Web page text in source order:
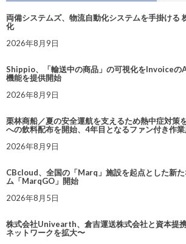
両備システムズ、物流自動化システムを手掛ける
化
2026年8月9日
Shippio、「輸送中の商品」の可視化をInvoiceの
機能を提供開始
2026年8月9日
栗林商船／夏の安全運航を支えるため熱中症対策
への飲料配布を開始、4年目となるファン付き作
2026年8月9日
CBcloud、全国の「Marq」施設を起点とした新
ム「MarqGO」開始
2026年8月5日
株式会社Univearth、倉吉運送株式会社と資本提
ネットワークを拡大〜